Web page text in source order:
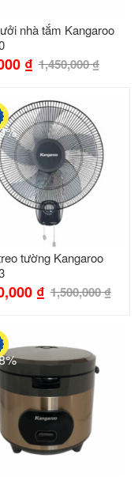
nhà tắm Kangaroo
₫ 1,450,000₫
tường Kangaroo
₫ 1,500,000₫